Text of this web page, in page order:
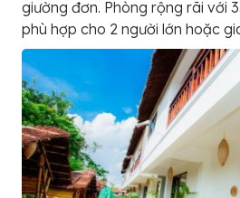
giường đơn. Phòng rộng rãi với
phù hợp cho 2 người lớn hoặc